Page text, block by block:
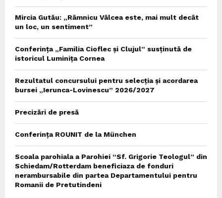
Mircia Gutău: „Râmnicu Vâlcea este, mai mult decât
un loc, un sentiment”
Conferința „Familia Cioflec și Clujul” susținută de
istoricul Luminița Cornea
Rezultatul concursului pentru selecția și acordarea
bursei „Ierunca-Lovinescu” 2026/2027
Precizări de presă
Conferința ROUNIT de la München
Scoala parohiala a Parohiei “Sf. Grigorie Teologul” din
Schiedam/Rotterdam beneficiaza de fonduri
nerambursabile din partea Departamentului pentru
Romanii de Pretutindeni